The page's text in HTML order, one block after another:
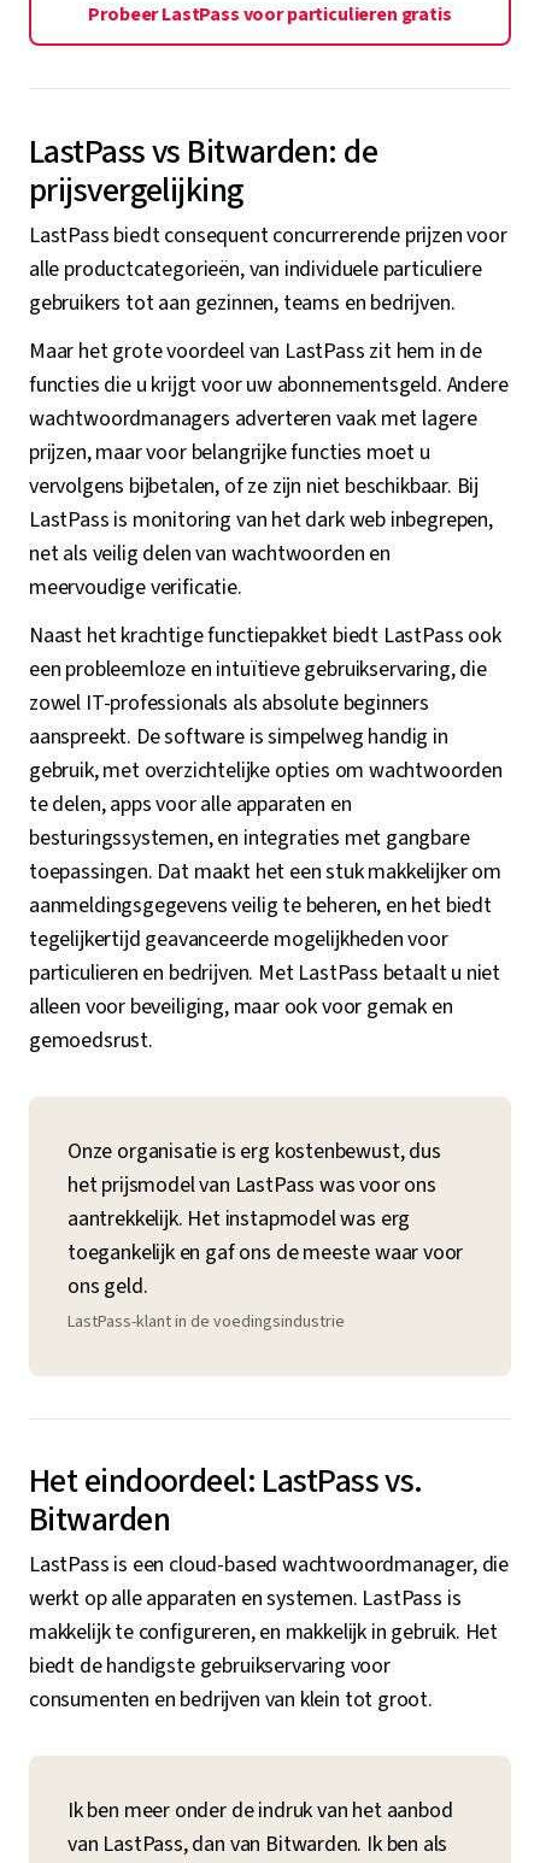
Probeer LastPass voor particulieren gratis
LastPass vs Bitwarden: de
prijsvergelijking
LastPass biedt consequent concurrerende prijzen voor
alle productcategorieën, van individuele particuliere
gebruikers tot aan gezinnen, teams en bedrijven.
Maar het grote voordeel van LastPass zit hem in de
functies die u krijgt voor uw abonnementsgeld. Andere
wachtwoordmanagers adverteren vaak met lagere
prijzen, maar voor belangrijke functies moet u
vervolgens bijbetalen, of ze zijn niet beschikbaar. Bij
LastPass is monitoring van het dark web inbegrepen,
net als veilig delen van wachtwoorden en
meervoudige verificatie.
Naast het krachtige functiepakket biedt LastPass ook
een probleemloze en intuïtieve gebruikservaring, die
zowel IT-professionals als absolute beginners
aanspreekt. De software is simpelweg handig in
gebruik, met overzichtelijke opties om wachtwoorden
te delen, apps voor alle apparaten en
besturingssystemen, en integraties met gangbare
toepassingen. Dat maakt het een stuk makkelijker om
aanmeldingsgegevens veilig te beheren, en het biedt
tegelijkertijd geavanceerde mogelijkheden voor
particulieren en bedrijven. Met LastPass betaalt u niet
alleen voor beveiliging, maar ook voor gemak en
gemoedsrust.
Onze organisatie is erg kostenbewust, dus
het prijsmodel van LastPass was voor ons
aantrekkelijk. Het instapmodel was erg
toegankelijk en gaf ons de meeste waar voor
ons geld.
LastPass-klant in de voedingsindustrie
Het eindoordeel: LastPass vs.
Bitwarden
LastPass is een cloud-based wachtwoordmanager, die
werkt op alle apparaten en systemen. LastPass is
makkelijk te configureren, en makkelijk in gebruik. Het
biedt de handigste gebruikservaring voor
consumenten en bedrijven van klein tot groot.
Ik ben meer onder de indruk van het aanbod
van LastPass, dan van Bitwarden. Ik ben als